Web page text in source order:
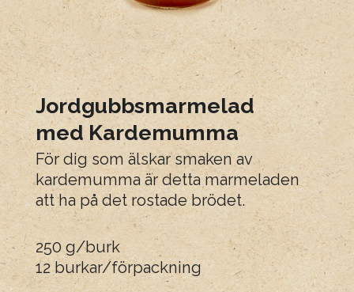
Jordgubbsmarmelad
med Kardemumma
För dig som älskar smaken av
kardemumma är detta marmeladen
att ha på det rostade brödet.
250 g/burk
12 burkar/förpackning